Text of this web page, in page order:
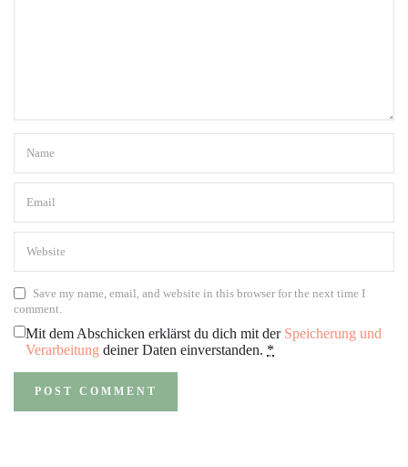
Save my name, email, and website in this browser for the next time I
comment.
Mit dem Abschicken erklärst du dich mit der Speicherung und
Verarbeitung deiner Daten einverstanden. *